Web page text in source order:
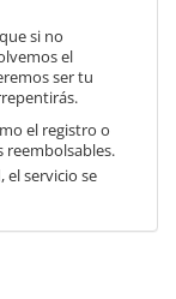
si no
el
ser tu
el registro o
reembolsables.
, el servicio se